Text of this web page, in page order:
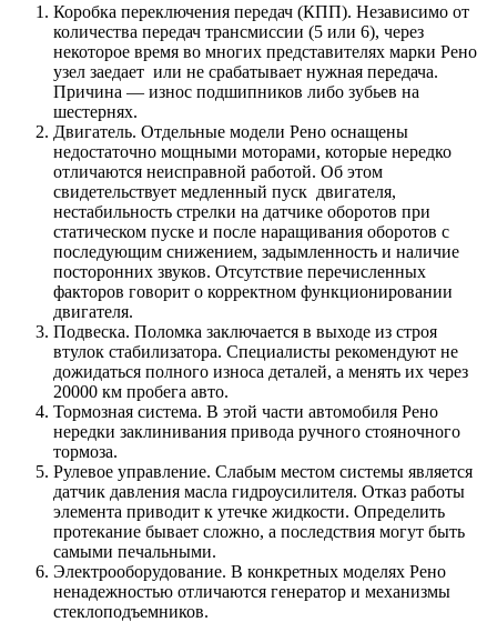
Коробка переключения передач (КПП). Независимо от
количества передач трансмиссии (5 или 6), через
некоторое время во многих представителях марки Рено
узел заедает или не срабатывает нужная передача.
Причина — износ подшипников либо зубьев на
шестернях.
Двигатель. Отдельные модели Рено оснащены
недостаточно мощными моторами, которые нередко
отличаются неисправной работой. Об этом
свидетельствует медленный пуск двигателя,
нестабильность стрелки на датчике оборотов при
статическом пуске и после наращивания оборотов с
последующим снижением, задымленность и наличие
посторонних звуков. Отсутствие перечисленных
факторов говорит о корректном функционировании
двигателя.
Подвеска. Поломка заключается в выходе из строя
втулок стабилизатора. Специалисты рекомендуют не
дожидаться полного износа деталей, а менять их через
20000 км пробега авто.
Тормозная система. В этой части автомобиля Рено
нередки заклинивания привода ручного стояночного
тормоза.
Рулевое управление. Слабым местом системы является
датчик давления масла гидроусилителя. Отказ работы
элемента приводит к утечке жидкости. Определить
протекание бывает сложно, а последствия могут быть
самыми печальными.
Электрооборудование. В конкретных моделях Рено
ненадежностью отличаются генератор и механизмы
стеклоподъемников.